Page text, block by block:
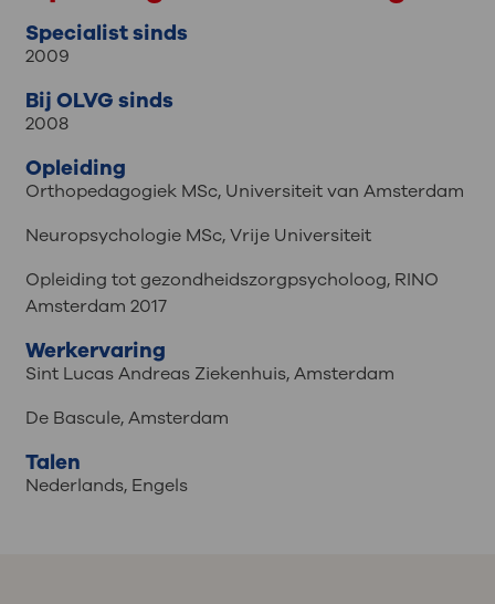
Specialist sinds
2009
Bij OLVG sinds
2008
Opleiding
Orthopedagogiek MSc, Universiteit van Amsterdam
Neuropsychologie MSc, Vrije Universiteit
Opleiding tot gezondheidszorgpsycholoog, RINO
Amsterdam 2017
Werkervaring
Sint Lucas Andreas Ziekenhuis, Amsterdam
De Bascule, Amsterdam
Talen
Nederlands,Engels